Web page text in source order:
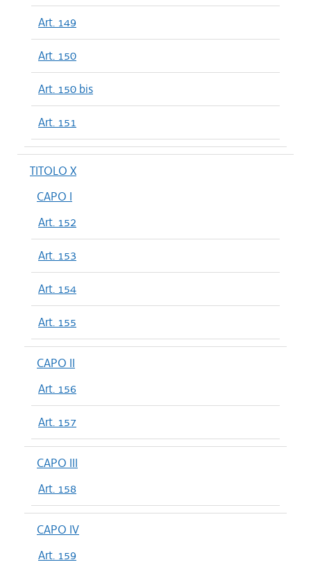
Art. 149
Art. 150
Art. 150 bis
Art. 151
TITOLO X
CAPO I
Art. 152
Art. 153
Art. 154
Art. 155
CAPO II
Art. 156
Art. 157
CAPO III
Art. 158
CAPO IV
Art. 159